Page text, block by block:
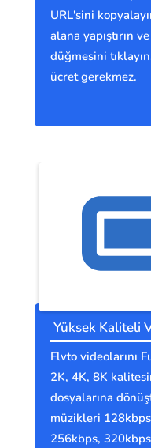
URL'sini
alana yapıştırın
düğmesini
ücret gerekmez.
Yüksek Kaliteli
Flvto videolarını
2K, 4K, 8K
dosyalarına
müzikleri
256kbps,